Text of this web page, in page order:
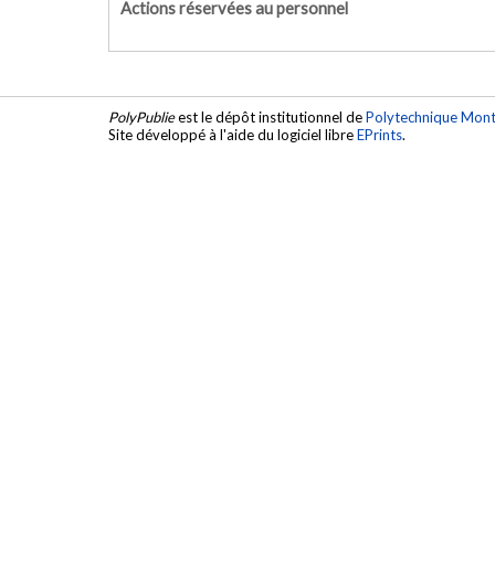
Actions réservées au personnel
PolyPublieest le dépôt institutionnel dePolytechnique
Site développé à l'aide du logiciel libreEPrints.